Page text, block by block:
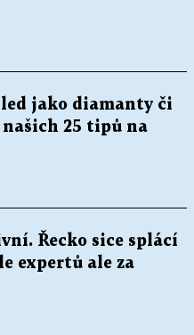
jako diamanty či
našich 25 tipů na
Řecko sice splácí
expertů ale za